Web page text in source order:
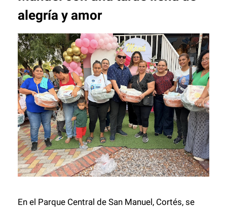
alegría y amor
En el Parque Central de San Manuel, Cortés, se